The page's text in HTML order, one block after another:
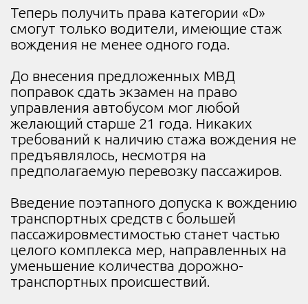
Теперь получить права категории «D»
смогут только водители, имеющие стаж
вождения не менее одного года.
До внесения предложенных МВД
поправок сдать экзамен на право
управления автобусом мог любой
желающий старше 21 года. Никаких
требований к наличию стажа вождения не
предъявлялось, несмотря на
предполагаемую перевозку пассажиров.
Введение поэтапного допуска к вождению
транспортных средств с большей
пассажировместимостью станет частью
целого комплекса мер, направленных на
уменьшение количества дорожно-
транспортных происшествий.